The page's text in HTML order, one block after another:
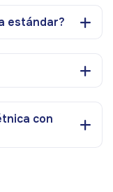
estándar?
con